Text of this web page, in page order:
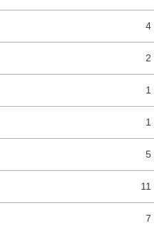
4
2
1
1
5
11
7